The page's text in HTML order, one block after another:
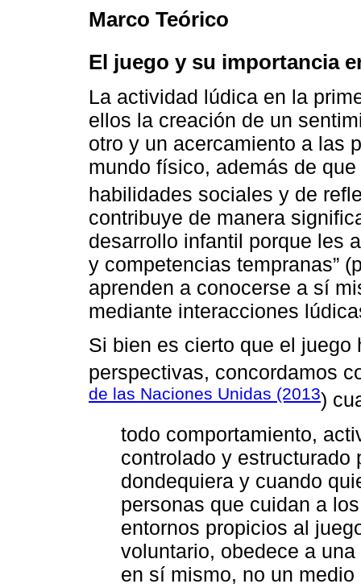
Marco Teórico
El juego y su importancia
La actividad lúdica en la
ellos la creación de un
otro y un acercamiento a las
mundo físico, además de
habilidades sociales y de
contribuye de manera
desarrollo infantil porque les
y competencias tempranas”
aprenden a conocerse a sí
mediante interacciones
Si bien es cierto que el
perspectivas, concordamos
de las Naciones Unidas (2013)
todo comportamiento,
controlado y estructurado
dondequiera y cuando
personas que cuidan a
entornos propicios al
voluntario, obedece a
en sí mismo, no un